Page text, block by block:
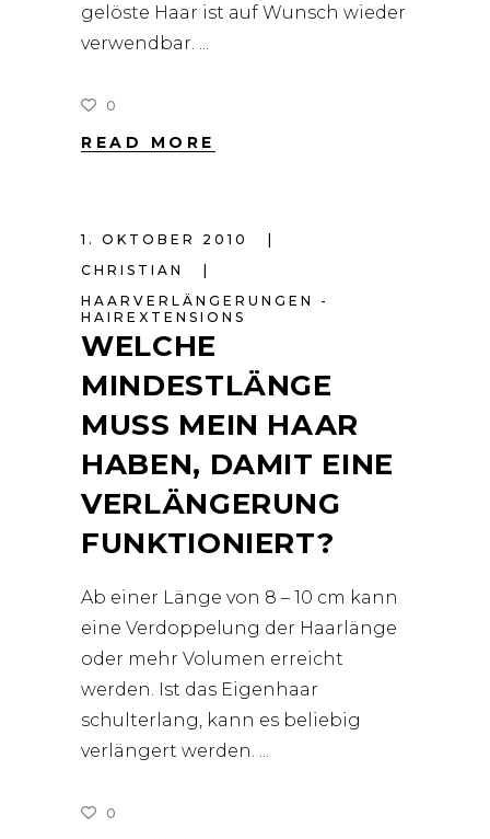
gelöste Haar ist auf Wunsch wieder
verwendbar.
0
READ MORE
1. OKTOBER 2010
CHRISTIAN
HAARVERLÄNGERUNGEN -
HAIREXTENSIONS
WELCHE
MINDESTLÄNGE
MUSS MEIN HAAR
HABEN, DAMIT EINE
VERLÄNGERUNG
FUNKTIONIERT?
Ab einer Länge von 8 – 10 cm kann
eine Verdoppelung der Haarlänge
oder mehr Volumen erreicht
werden. Ist das Eigenhaar
schulterlang, kann es beliebig
verlängert werden.
0